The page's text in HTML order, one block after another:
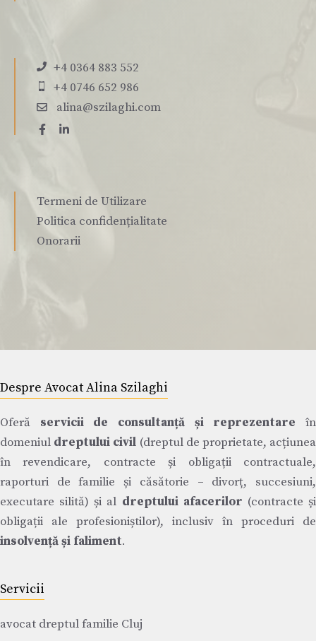
+4 0364 883 552
+4 0746 652 986
alina@szilaghi.com
Termeni de Utilizare
Politica confidențialitate
Onorarii
Despre Avocat Alina Szilaghi
Oferă servicii de consultanță și reprezentare în
domeniul dreptului civil (dreptul de proprietate, acțiunea
în revendicare, contracte și obligații contractuale,
raporturi de familie și căsătorie – divorț, succesiuni,
executare silită) și al dreptului afacerilor (contracte și
obligații ale profesioniștilor), inclusiv în proceduri de
insolvență și faliment.
Servicii
avocat dreptul familie Cluj